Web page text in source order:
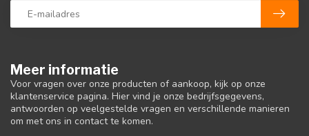
Meer informatie
Voor vragen over onze producten of aankoop, kijk op onze
klantenservice pagina. Hier vind je onze bedrijfsgegevens,
antwoorden op veelgestelde vragen en verschillende manieren
om met ons in contact te komen.